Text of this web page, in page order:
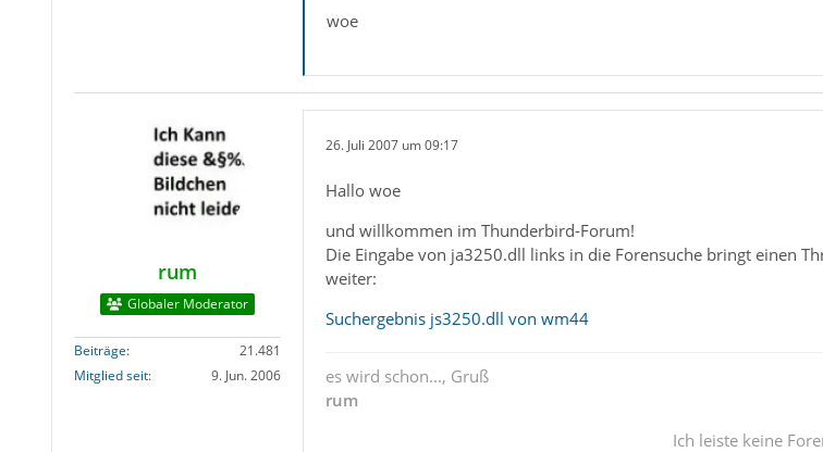
woe
rum
Globaler Moderator
Beiträge
21.481
Mitglied seit
9. Jun. 2006
26. Juli 2007 um 09:17
Hallo woe
und willkommen im Thunderbird-Forum!
Die Eingabe von ja3250.dll links in die Forensuche bringt einen
weiter:
Suchergebnis js3250.dll von wm44
es wird schon..., Gruß
rum
Ich leiste keine